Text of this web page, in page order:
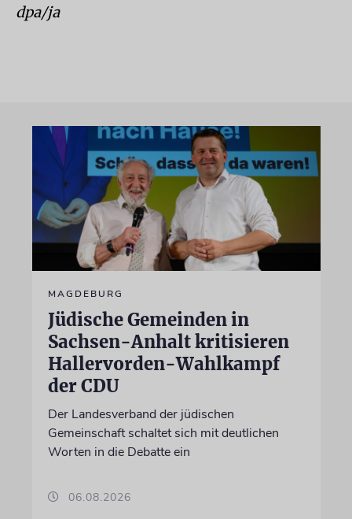
dpa/ja
MAGDEBURG
Jüdische Gemeinden in
Sachsen-Anhalt kritisieren
Hallervorden-Wahlkampf
der CDU
Der Landesverband der jüdischen
Gemeinschaft schaltet sich mit deutlichen
Worten in die Debatte ein
06.08.2026